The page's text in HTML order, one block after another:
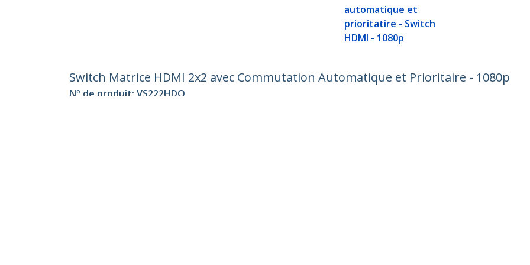
automatique et
prioritatire - Switch
HDMI - 1080p
Switch Matrice HDMI 2x2 avec Commutation Automatique et Prioritaire - 1080p
Nº de produit: VS222HDQ